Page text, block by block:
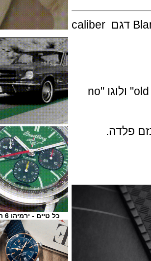
המנגנון מכני אוטומטי ביצור עצמי Blancpain in-house דגם caliber
חוגת השעון שחורה ,סימנים ומחוגים בצבע "old radium" ולוגו "no
כל טיים - ירמיהו 6 ת"א